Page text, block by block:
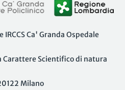
Ca' Granda Ospedale
Carattere Scientifico di natura
Milano